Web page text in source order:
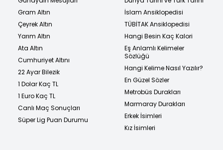
Gram Altın
Çeyrek Altın
Yarım Altın
Ata Altın
Cumhuriyet Altını
22 Ayar Bilezik
1 Dolar Kaç TL
1 Euro Kaç TL
Canlı Maç Sonuçları
Süper Lig Puan Durumu
İslam Ansiklopedisi
TÜBİTAK Ansiklopedisi
Hangi Besin Kaç Kalori
Eş Anlamlı Kelimeler
Sözlüğü
Hangi Kelime Nasıl Yazılır?
En Güzel Sözler
Metrobüs Durakları
Marmaray Durakları
Erkek İsimleri
Kız İsimleri